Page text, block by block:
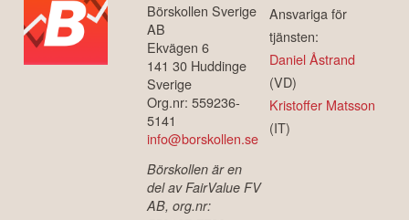
Börskollen Sverige
AB
Ekvägen 6
141 30 Huddinge
Sverige
Org.nr: 559236-
5141
info@borskollen.se
Börskollen är en
del av FairValue FV
AB, org.nr:
Ansvariga för
tjänsten:
Daniel Åstrand
(VD)
Kristoffer Matsson
(IT)